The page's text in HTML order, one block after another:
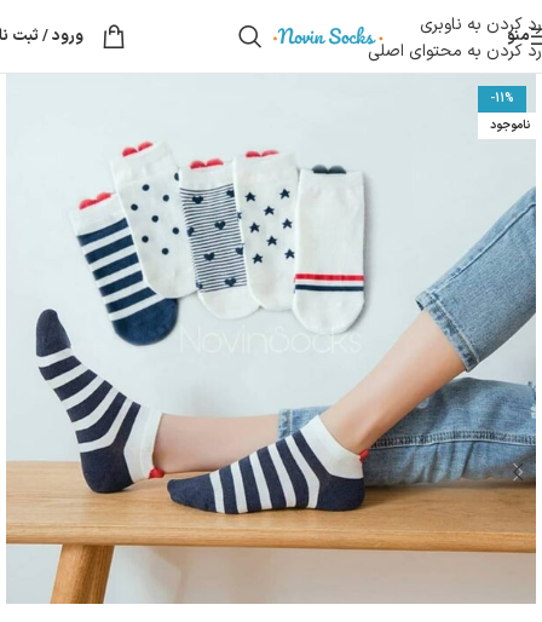
رد کردن به ناوبری
رد کردن به محتوای اصلی
منو ورود / ثبت
-11%
ناموجود